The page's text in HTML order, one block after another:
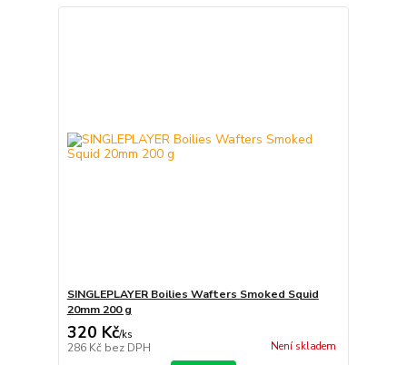
SINGLEPLAYER Boilies Wafters Smoked Squid
20mm 200 g
320 Kč/ks
286 Kč bez DPH Není skladem